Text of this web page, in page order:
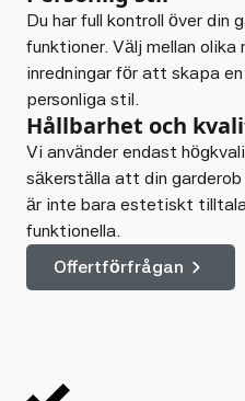
Du har full kontroll över din
funktioner. Välj mellan olika
inredningar för att skapa
personliga stil.
Hållbarhet och
Vi använder endast
säkerställa att din garderob
är inte bara estetiskt
funktionella.
Offertförfrågan